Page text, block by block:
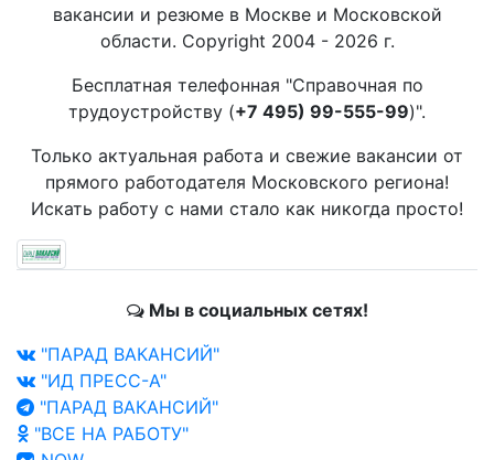
вакансии и резюме в Москве и Московской
области. Copyright 2004 - 2026 г.
Бесплатная телефонная "Справочная по
трудоустройству (+7 495) 99-555-99)".
Только актуальная работа и свежие вакансии от
прямого работодателя Московского региона!
Искать работу с нами стало как никогда просто!
Мы в социальных сетях!
"ПАРАД ВАКАНСИЙ"
"ИД ПРЕСС-А"
"ПАРАД ВАКАНСИЙ"
"ВСЕ НА РАБОТУ"